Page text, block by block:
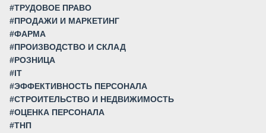
#ТРУДОВОЕ ПРАВО
#ПРОДАЖИ И МАРКЕТИНГ
#ФАРМА
#ПРОИЗВОДСТВО И СКЛАД
#РОЗНИЦА
#IT
#ЭФФЕКТИВНОСТЬ ПЕРСОНАЛА
#СТРОИТЕЛЬСТВО И НЕДВИЖИМОСТЬ
#ОЦЕНКА ПЕРСОНАЛА
#ТНП